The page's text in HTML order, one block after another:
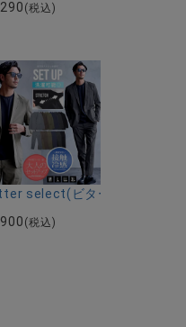
(税込)
袖シャツ＆イージーパンツ/
ッチジョッパーパンツ/全4色
select(ビターセレクト)接
(税込)